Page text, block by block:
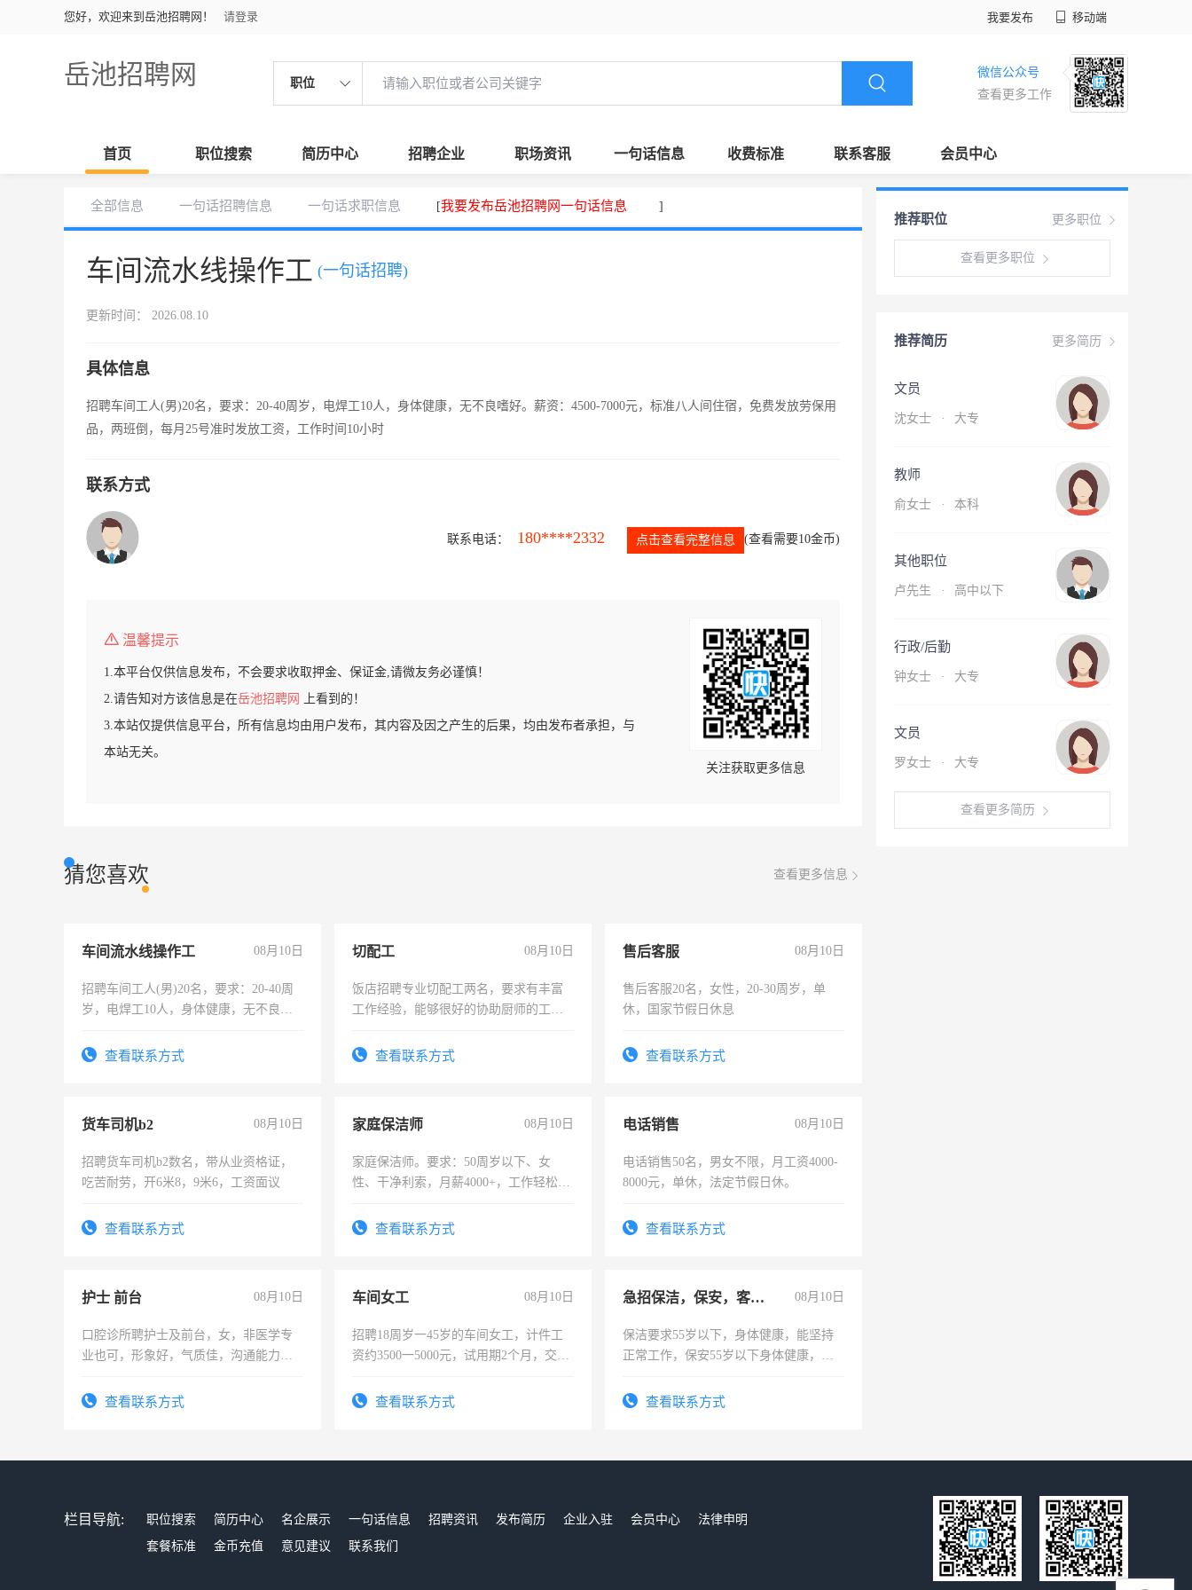
您好，欢迎来到岳池招聘网！ 请登录 我要发布 移动端
岳池招聘网 职位
微信公众号
查看更多工作
首页 职位搜索 简历中心 招聘企业 职场资讯 一句话信息 收费标准 联系客服 会员中心
全部信息 一句话招聘信息 一句话求职信息 [我要发布岳池招聘网一句话信息 ]
车间流水线操作工 (一句话招聘)
更新时间： 2026.08.10
具体信息
招聘车间工人(男)20名，要求：20-40周岁，电焊工10人，身体健康，无不良嗜好。薪资：4500-7000元，标准八人间住宿，免费发放劳保用
品，两班倒，每月25号准时发放工资，工作时间10小时
联系方式
联系电话： 180****2332 点击查看完整信息 (查看需要10金币)
温馨提示
1.本平台仅供信息发布，不会要求收取押金、保证金,请微友务必谨慎！
2.请告知对方该信息是在岳池招聘网
上看到的！
3.本站仅提供信息平台，所有信息均由用户发布，其内容及因之产生的后果，均由发布者承担，与
本站无关。
关注获取更多信息
猜您喜欢 查看更多信息
车间流水线操作工 08月10日
招聘车间工人(男)20名，要求：20-40周
岁，电焊工10人，身体健康，无不良嗜
宿，免费发放劳保用品，两班倒，每月
查看联系方式
切配工 08月10日
饭店招聘专业切配工两名，要求有丰富
工作经验，能够很好的协助厨师的工
4500。查看联系方式
售后客服 08月10日
售后客服20名，女性，20-30周岁，单
休，国家节假日休息
查看联系方式
货车司机b2 08月10日
招聘货车司机b2数名，带从业资格证，
吃苦耐劳，开6米8，9米6，工资面议
查看联系方式
家庭保洁师 08月10日
家庭保洁师。要求：50周岁以下、女
性、干净利索，月薪4000+，工作轻松，
太太等。查看联系方式
电话销售 08月10日
电话销售50名，男女不限，月工资4000-
8000元，单休，法定节假日休。
查看联系方式
护士 前台 08月10日
口腔诊所聘护士及前台，女，非医学专
业也可，形象好，气质佳，沟通能力
查看联系方式
车间女工 08月10日
招聘18周岁一45岁的车间女工，计件工
资约3500一5000元，试用期2个月，交五
查看联系方式
急招保洁，保安，客服，工程 08月10日
保洁要求55岁以下，身体健康，能坚持
正常工作，保安55岁以下身体健康，有
录，客服要求45岁以下高中以上文化，
查看联系方式
更多职位
推荐职位
查看更多职位
更多简历
推荐简历
文员
沈女士 · 大专
教师
俞女士 · 本科
其他职位
卢先生 · 高中以下
行政/后勤
钟女士 · 大专
文员
罗女士 · 大专
查看更多简历
栏目导航: 职位搜索 简历中心 名企展示 一句话信息 招聘资讯 发布简历 企业入驻 会员中心
法律申明
套餐标准
金币充值 意见建议 联系我们